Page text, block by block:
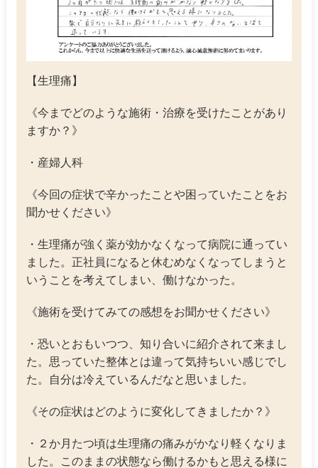
【生理痛】
《今までどのような施術・治療を受けたことがあり
ますか？》
・産婦人科
《今回の症状で辛かったことや困っていたことをお
聞かせください》
・生理痛が強く薬が効かなくなって病院に通ってい
ました。正社員になると休むめなくなってしまうと
いうことを考えてしまい、働けなかった。
《施術を受けてみての感想をお聞かせください》
・恐いとおもいつつ、知り合いに紹介されて来まし
た。思っていた整体とは違って気持ちいい感じでし
た。自分は冷えているんだなと思いました。
《その症状はどのように変化してきましたか？》
・２か月たつ頃は生理痛の痛みがかなり軽くなりま
した。このままの状態なら働けるかもと思える様に